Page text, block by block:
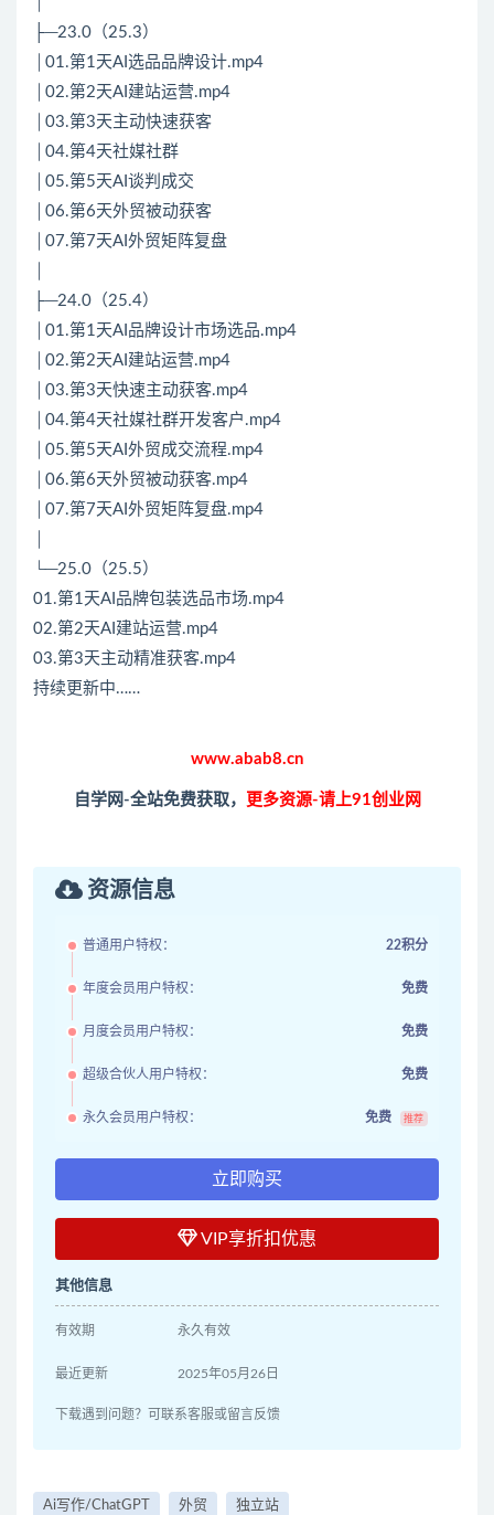
├─23.0（25.3）
│01.第1天AI选品品牌设计.mp4
│02.第2天AI建站运营.mp4
│03.第3天主动快速获客
│04.第4天社媒社群
│05.第5天AI谈判成交
│06.第6天外贸被动获客
│07.第7天AI外贸矩阵复盘
├─24.0（25.4）
│01.第1天AI品牌设计市场选品.mp4
│02.第2天AI建站运营.mp4
│03.第3天快速主动获客.mp4
│04.第4天社媒社群开发客户.mp4
│05.第5天AI外贸成交流程.mp4
│06.第6天外贸被动获客.mp4
│07.第7天AI外贸矩阵复盘.mp4
└─25.0（25.5）
01.第1天AI品牌包装选品市场.mp4
02.第2天AI建站运营.mp4
03.第3天主动精准获客.mp4
持续更新中……
www.abab8.cn
自学网-全站免费获取， 更多资源-请上91创业网
资源信息
普通用户特权： 22积分
年度会员用户特权： 免费
月度会员用户特权： 免费
超级合伙人用户特权： 免费
永久会员用户特权： 免费 推荐
立即购买
VIP享折扣优惠
其他信息
有效期 永久有效
最近更新 2025年05月26日
下载遇到问题？可联系客服或留言反馈
Ai写作/ChatGPT 外贸 独立站